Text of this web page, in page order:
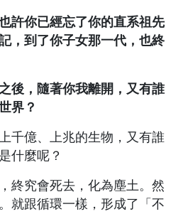
許你已經忘了你的直系祖先
，到了你子女那一代，也終
後，隨著你我離開，又有誰
界？
千億、上兆的生物，又有誰
什麼呢？
終究會死去，化為塵土。然
就跟循環一樣，形成了「不